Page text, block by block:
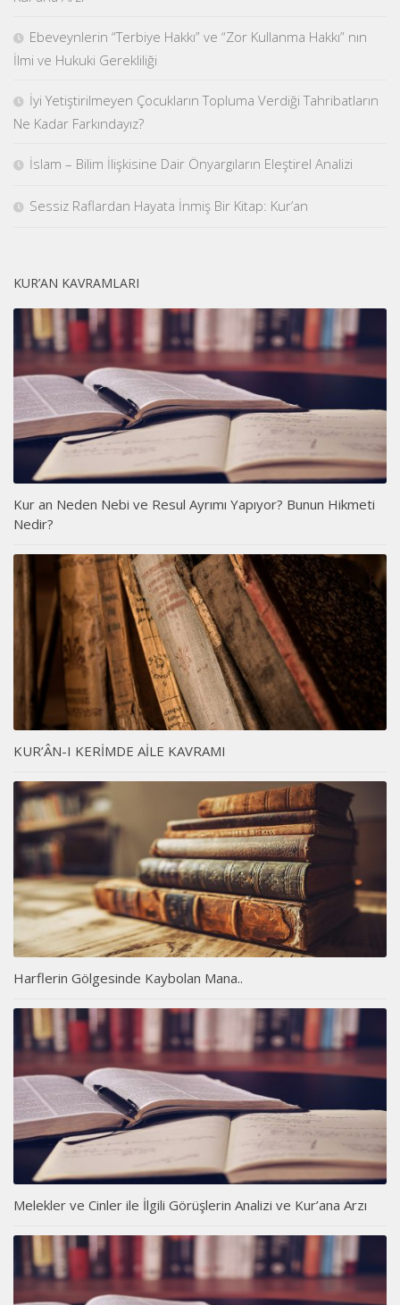
Ebeveynlerin “Terbiye Hakkı” ve “Zor Kullanma Hakkı” nın
İlmi ve Hukuki Gerekliliği
İyi Yetiştirilmeyen Çocukların Topluma Verdiği Tahribatların
Ne Kadar Farkındayız?
İslam – Bilim İlişkisine Dair Önyargıların Eleştirel Analizi
Sessiz Raflardan Hayata İnmiş Bir Kitap: Kur’an
KUR’AN KAVRAMLARI
Kur an Neden Nebi ve Resul Ayrımı Yapıyor? Bunun Hikmeti
Nedir?
KUR’ÂN-I KERİMDE AİLE KAVRAMI
Harflerin Gölgesinde Kaybolan Mana..
Melekler ve Cinler ile İlgili Görüşlerin Analizi ve Kur’ana Arzı